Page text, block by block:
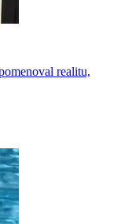
realitu,